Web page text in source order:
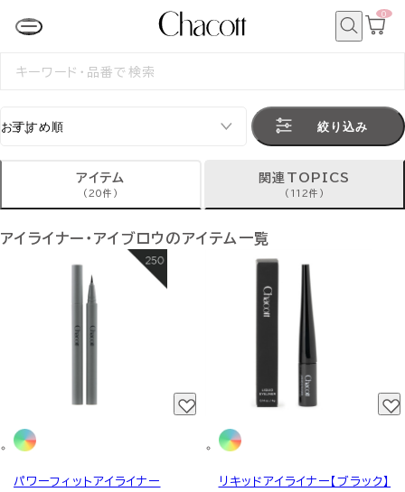
カ
0
検
絞り込み
アイテム
(20件)
関連TOPICS
(112件)
アイライナー・アイブロウのアイテム一覧
パワーフィットアイライナー
リキッドアイライナー【ブラック】